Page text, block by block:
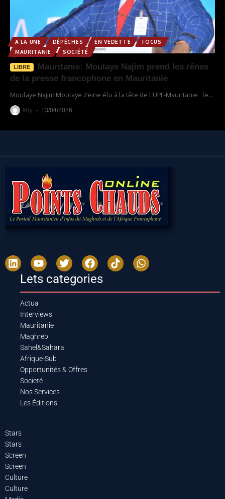
A LA UNE DÉPÊCHES EN VEDETTE
FOCUS
MAURITANIE
SOCIÉTÉ
LIBRE
Mauritanie: Moulaye Najim prend les rênes
de la presse francophone en Mauritanie
Moulaye Najim Moulaye Zeine élu à la tête de l’UPF-Mauritanie : le…
Mly 13/04/2026
Lets categories
Actua
Interviews
Mauritanie
Maghreb
Sahel&Sahara
Afrique-Sub
Opportunités & Offres
Societé
Nos Services
Les Éditions
Stars
Stars
Screen
Screen
Culture
Culture